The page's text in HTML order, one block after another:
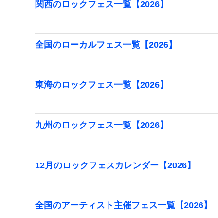
関西のロックフェス一覧【2026】
全国のローカルフェス一覧【2026】
東海のロックフェス一覧【2026】
九州のロックフェス一覧【2026】
12月のロックフェスカレンダー【2026】
全国のアーティスト主催フェス一覧【2026】